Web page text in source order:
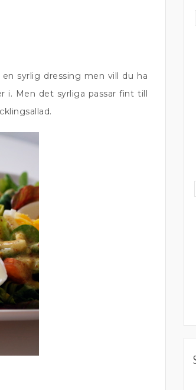
syrlig dressing men vill du ha
i. Men det syrliga passar fint till